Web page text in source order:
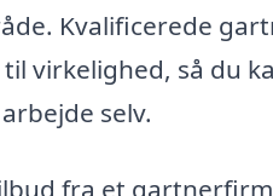
Kvalificerede
virkelighed, så du
selv.
fra et